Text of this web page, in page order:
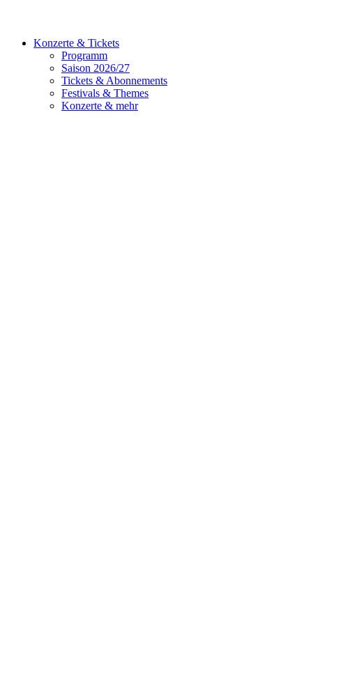
Konzerte & Tickets
Programm
Saison 2026/27
Tickets & Abonnements
Festivals & Themes
Konzerte & mehr